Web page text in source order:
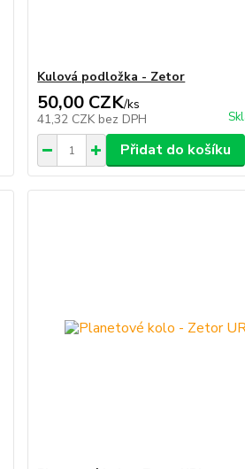
Kulová podložka - Zetor
50,00 CZK/ks
41,32 CZK bez DPH
Přidat do košíku